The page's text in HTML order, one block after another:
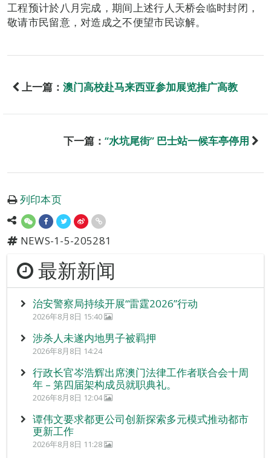
工程预计於八月完成，期间上述行人天桥会临时封闭，
敬请市民留意，对造成之不便望市民谅解。
上一篇： 澳门高校赴马来西亚参加展览推广高教
下一篇： “水坑尾街” 巴士站一候车亭停用
列印本页
NEWS-1-5-205281
最新新闻
治安警察局持续开展“雷霆2026”行动
2026年8月8日 15:40
涉杀人未遂内地男子被羁押
2026年8月8日 14:24
行政长官岑浩辉出席澳门法律工作者联合会十周
年 – 第四届架构成员就职典礼。
2026年8月8日 12:04
谭伟文要求都更公司创新探索多元模式推动都市
更新工作
2026年8月8日 11:28